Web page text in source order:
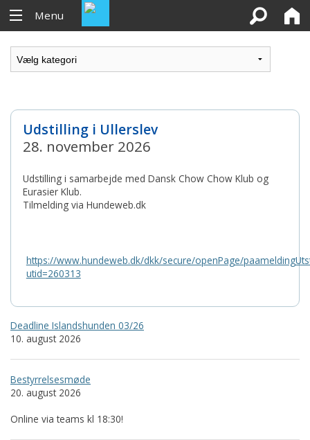
Menu
Udstilling i Ullerslev
28. november 2026
Udstilling i samarbejde med Dansk Chow Chow Klub og
Eurasier Klub.
Tilmelding via Hundeweb.dk
https://www.hundeweb.dk/dkk/secure/openPage/
utid=260313
Deadline Islandshunden 03/26
10. august 2026
Bestyrrelsesmøde
20. august 2026
Online via teams kl 18:30!